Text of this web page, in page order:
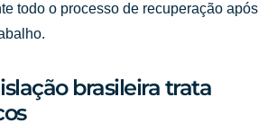
todo o processo de recuperação após
brasileira trata